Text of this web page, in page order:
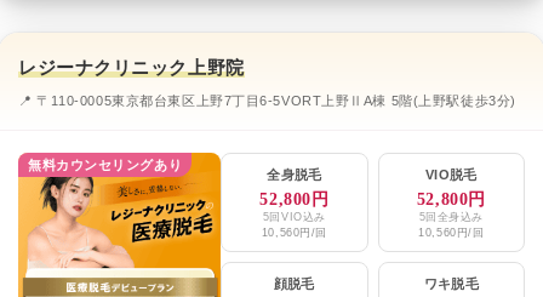
レジーナクリニック上野院
📍 〒110-0005東京都台東区上野7丁目6-5VORT上野ⅡA棟 5階(上野駅徒歩3分)
無料カウンセリングあり
全身脱毛
52,800円
5回VIO込み
10,560円/回
VIO脱毛
52,800円
5回全身込み
10,560円/回
顔脱毛 ワキ脱毛